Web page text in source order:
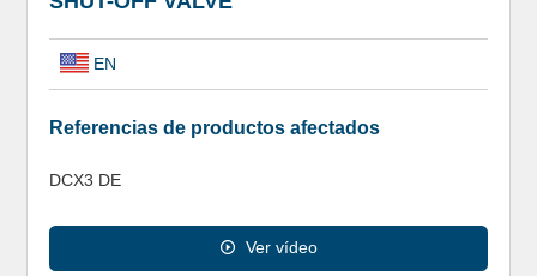
EN
Referencias de productos afectados
DCX3 DE
Ver vídeo